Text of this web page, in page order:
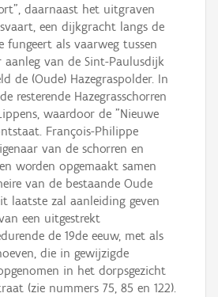
daarnaast het uitgraven
een dijkgracht langs de
fungeert als vaarweg tussen
aanleg van de Sint-Paulusdijk
de (Oude) Hazegraspolder. In
resterende Hazegrasschorren
waardoor de "Nieuwe
François-Philippe
van de schorren en
worden opgemaakt samen
van de bestaande Oude
laatste zal aanleiding geven
een uitgestrekt
de 19de eeuw, met als
die in gewijzigde
in het dorpsgezicht
(zie nummers 75, 85 en 122).